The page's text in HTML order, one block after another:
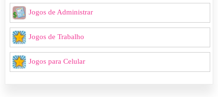
Jogos de Administrar
Jogos de Trabalho
Jogos para Celular